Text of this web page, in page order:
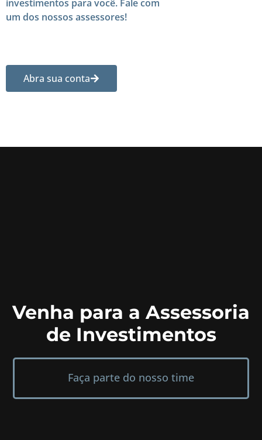
investimentos para você. Fale com
um dos nossos assessores!
Abra sua conta
Venha para a Assessoria
de Investimentos
Faça parte do nosso time